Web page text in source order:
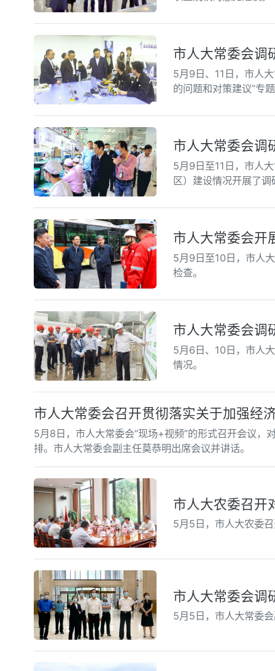
市人大常委会调
5月9日、11日，市人
的问题和对策建议”专
市人大常委会调
5月9日至11日，市人
区）建设情况开展了调
市人大常委会开
5月9日至10日，市人
检查。
市人大常委会调
5月6日、10日，市人
情况。
市人大常委会召开贯彻落实关于加强经
5月8日，市人大常委会“现场+视频”的形式召开会议
排。市人大常委会副主任莫恭明出席会议并讲话。
市人大农委召开
5月5日，市人大农委
市人大常委会调
5月5日，市人大常委